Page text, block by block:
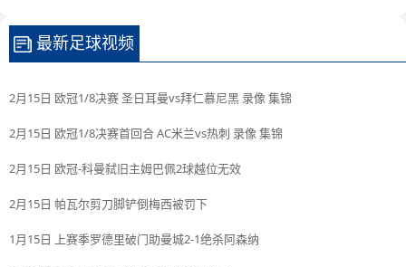
最新足球视频
2月15日 欧冠1/8决赛 圣日耳曼vs拜仁慕尼黑 录像 集锦
2月15日 欧冠1/8决赛首回合 AC米兰vs热刺 录像 集锦
2月15日 欧冠-科曼弑旧主姆巴佩2球越位无效
2月15日 帕瓦尔剪刀脚铲倒梅西被罚下
1月15日 上赛季罗德里破门助曼城2-1绝杀阿森纳